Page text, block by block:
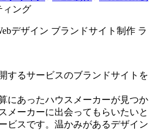
ィング
デザイン ブランドサイト制作 ラ
するサービスのブランドサイトを
にあったハウスメーカーが見つか
メーカーに出会ってもらいたいと
ビスです。温かみがあるデザイン